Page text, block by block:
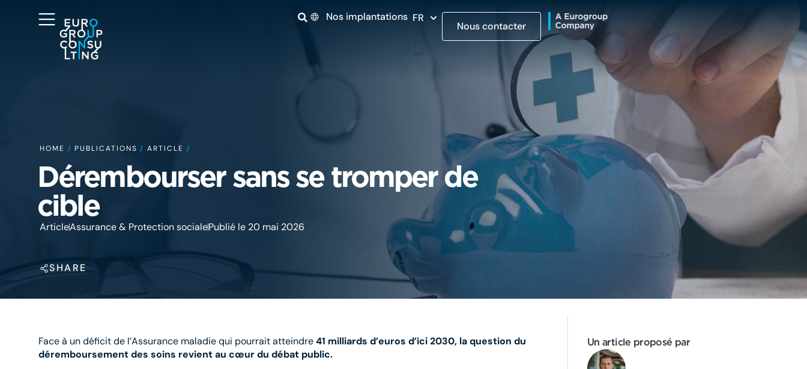
Nos implantations FR
Nous contacter
HOME / PUBLICATIONS /ARTICLE /
Dérembourser sans se tromper de
cible
ArticleAssurance & Protection socialePublié le 20 mai 2026
SHARE
Face à un déficit de l’Assurance maladie qui pourrait atteindre41 milliards d’euros d’ici 2030, la question du
déremboursement des soins revient au cœur du débat public.
Un article proposé par